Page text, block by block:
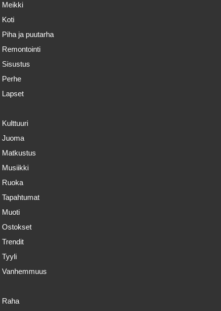
Meikki
Koti
Piha ja puutarha
Remontointi
Sisustus
Perhe
Lapset
Kulttuuri
Juoma
Matkustus
Musiikki
Ruoka
Tapahtumat
Muoti
Ostokset
Trendit
Tyyli
Vanhemmuus
Raha